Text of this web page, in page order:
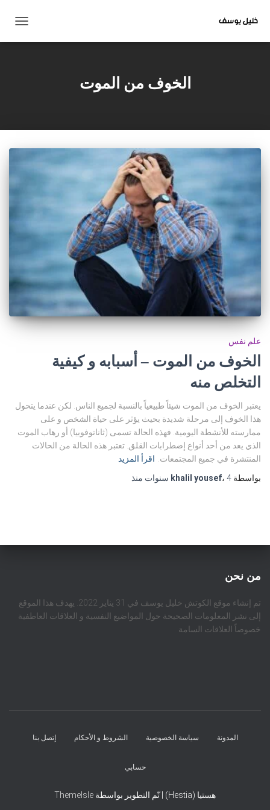
التنقل
الخوف من الموت
علم نفس
الخوف من الموت – أسبابه و كيفية
التخلص منه
يعتبر الخوف من الموت شيئاً طبيعياً بالنسبة لجميع الناس. لكن عندما يتحول
هذا الخوف إلى مرحلة شديدة بحيث يؤثر على حياة الشخص و على
ممارسته للأنشطة اليومية. فهذه الحالة تسمى (ثاناتوفوبيا) أو رهاب الموت
الذي يعد من أحد أنواع إضطرابات القلق. تعتبر هذه الحالة من الحالات
المنتشرة في جميع المجتمعات.
اقرأ المزيد
بواسطة
khalil yousef، 4 سنوات منذ
من نحن
تم إنشاء موقع الكوتش خليل يوسف في 31 يناير 2022. يهدف هذا الموقع
إلى نشر المعلومات الصحيحة حول المواضيع النفسية و العلاقات العاطفية
خصوصاً العلاقات السامة
المدونة سياسة الخصوصية الشروط و الأحكام إتصل بنا
حسابي
هستيا (Hestia) | تّم التطوير بواسطة ThemeIsle